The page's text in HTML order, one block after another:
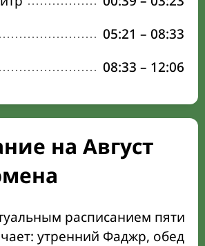
05:21 – 08:33
08:33 – 12:06
на Август
расписанием пяти
утренний Фаджр,